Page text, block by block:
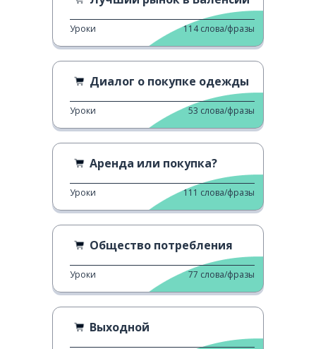
Уроки 114 слова/фразы
Диалог о покупке одежды
Уроки 53 слова/фразы
Аренда или покупка?
Уроки 111 слова/фразы
Общество потребления
Уроки 77 слова/фразы
Выходной